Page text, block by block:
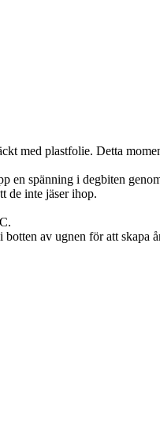
med plastfolie. Detta
spänning i degbiten
de inte jäser ihop.
av ugnen för att skapa